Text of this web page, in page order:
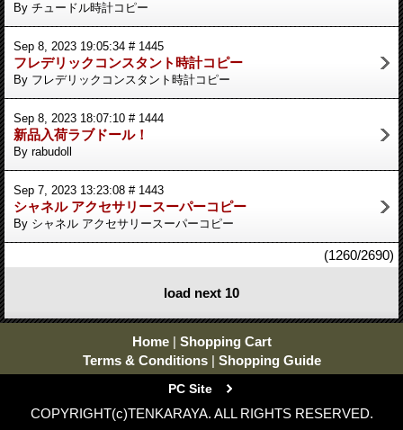
By チュードル時計コピー
Sep 8, 2023 19:05:34 # 1445
フレデリックコンスタント時計コピー
By フレデリックコンスタント時計コピー
Sep 8, 2023 18:07:10 # 1444
新品入荷ラブドール！
By rabudoll
Sep 7, 2023 13:23:08 # 1443
シャネル アクセサリースーパーコピー
By シャネル アクセサリースーパーコピー
(1260/2690)
load next 10
Home | Shopping Cart
Terms & Conditions | Shopping Guide
PC Site
COPYRIGHT(c)TENKARAYA. ALL RIGHTS RESERVED.